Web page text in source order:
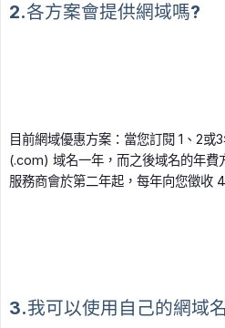
2.各方案會提供網域嗎?
目前網域優惠方案：當您訂閱 1、2或
(.com) 域名一年，而之後域名的年
服務商會於第二年起，每年向您徵收
3.我可以使用自己的網域